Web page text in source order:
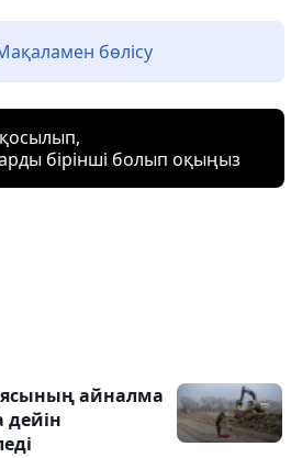
бөлісу
бірінші болып оқыңыз
айналма